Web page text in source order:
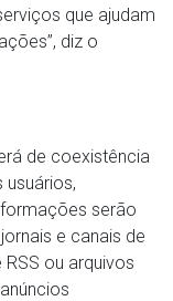
que ajudam
diz o
de coexistência
serão
e canais de
ou arquivos